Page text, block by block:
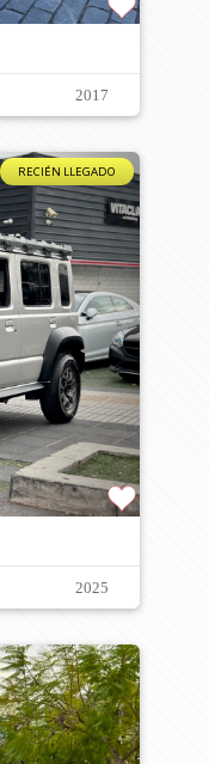
2017
RECIÉN LLEGADO
2025